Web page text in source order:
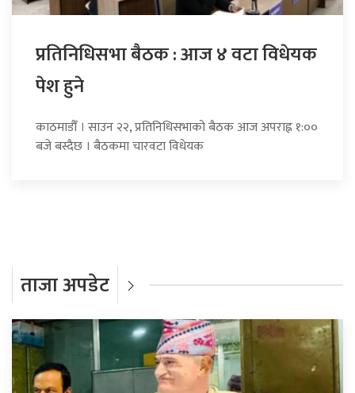
प्रतिनिधिसभा बैठक : आज ४ वटा विधेयक
पेश हुने
काठमाडौँ । साउन २२, प्रतिनिधिसभाको बैठक आज अपराह्न १:००
बजे बस्दैछ । बैठकमा चारवटा विधेयक
ताजा अपडेट